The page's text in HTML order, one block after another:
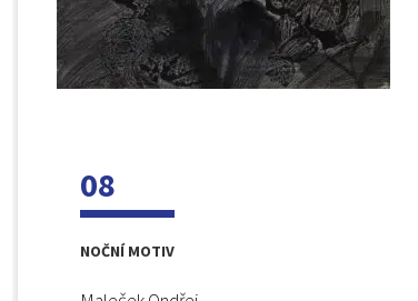
08
NOČNÍ MOTIV